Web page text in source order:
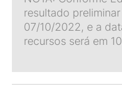
resultado
07/10/2022, e a
recursos será em